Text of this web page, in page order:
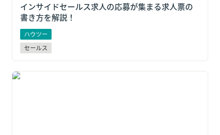
インサイドセールス求人の応募が集まる求人票の
書き方を解説！
ハウツー
セールス
【2023年最新版】セールスイネーブルメントツールと